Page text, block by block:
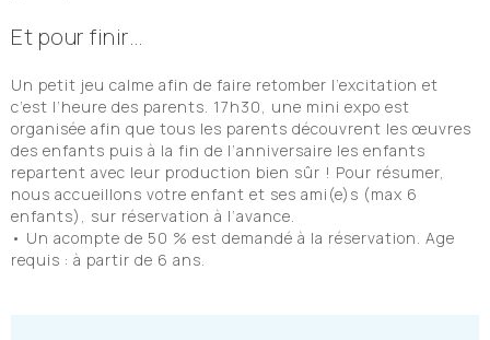
Et pour finir…
Un petit jeu calme afin de faire retomber l’excitation et
c’est l’heure des parents. 17h30, une mini expo est
organisée afin que tous les parents découvrent les œuvres
des enfants puis à la fin de l’anniversaire les enfants
repartent avec leur production bien sûr ! Pour résumer,
nous accueillons votre enfant et ses ami(e)s (max 6
enfants), sur réservation à l’avance.
• Un acompte de 50 % est demandé à la réservation. Age
requis : à partir de 6 ans.